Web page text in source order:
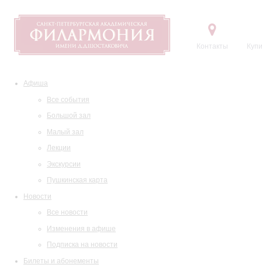
Контакты
Афиша
Все события
Большой зал
Малый зал
Лекции
Экскурсии
Пушкинская карта
Новости
Все новости
Изменения в афише
Подписка на новости
Билеты и абонементы